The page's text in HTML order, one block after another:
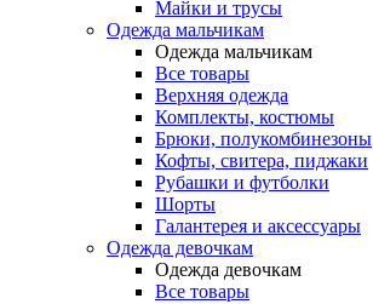
Майки и трусы
Одежда мальчикам
Одежда мальчикам
Все товары
Верхняя одежда
Комплекты, костюмы
Брюки, полукомбинезоны
Кофты, свитера, пиджаки
Рубашки и футболки
Шорты
Галантерея и аксессуары
Одежда девочкам
Одежда девочкам
Все товары